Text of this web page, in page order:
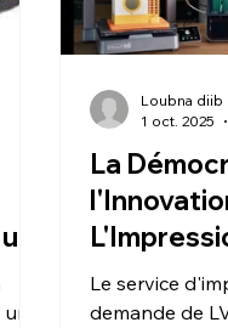
La
Demande
service
Le service
demande de
Loubna diib
1 oct. 2025